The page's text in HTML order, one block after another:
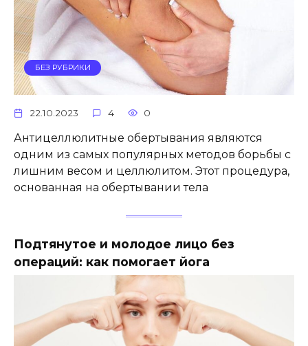
БЕЗ РУБРИКИ
22.10.2023 4 0
Антицеллюлитные обертывания являются
одним из самых популярных методов борьбы с
лишним весом и целлюлитом. Этот процедура,
основанная на обертывании тела
Подтянутое и молодое лицо без
операций: как помогает йога